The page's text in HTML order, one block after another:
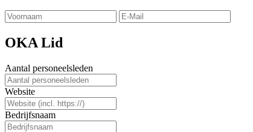
OKA Lid
Aantal personeelsleden
Website
Bedrijfsnaam